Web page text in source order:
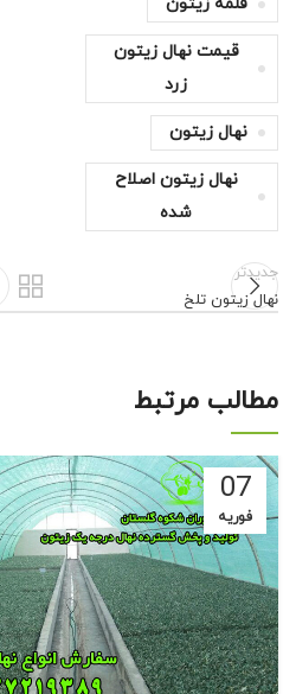
قیمت نهال زیتون
زرد
نهال زیتون
نهال زیتون اصلاح
شده
جدیدتر
نهال زیتون تلخ
مطالب مرتبط
07
فوریه